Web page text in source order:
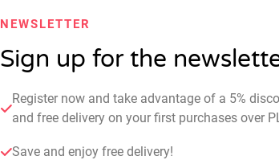
NEWSLETTER
Sign up for the
Register now and take advantage of a 5%
and free delivery on your first purchases over
Save and enjoy free delivery!